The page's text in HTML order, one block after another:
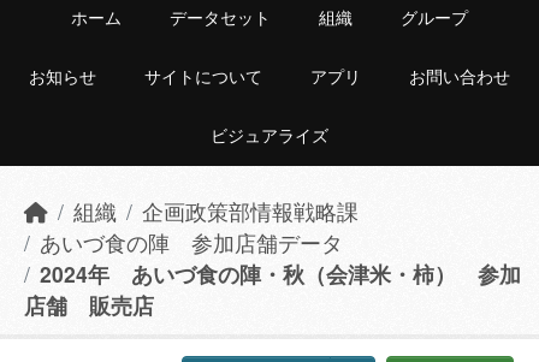
ホーム データセット 組織 グループ
お知らせ サイトについて アプリ お問い合わせ
ビジュアライズ
組織
企画政策部情報戦略課
あいづ食の陣 参加店舗データ
2024年 あいづ食の陣・秋（会津米・柿） 参加
店舗 販売店